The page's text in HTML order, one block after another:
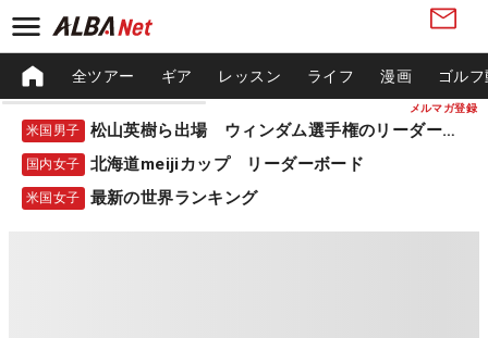
メルマガ登録
全ツアー ギア レッスン ライフ 漫画 ゴル
米国男子 松山英樹ら出場 ウィンダム選手権のリーダーボード
国内女子 北海道meijiカップ リーダーボード
米国女子 最新の世界ランキング